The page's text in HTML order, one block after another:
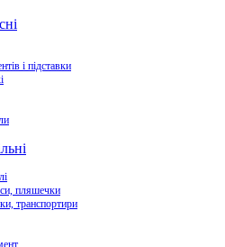
і підставки
пляшечки
транспортири